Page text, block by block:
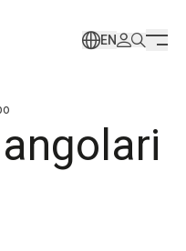
EN